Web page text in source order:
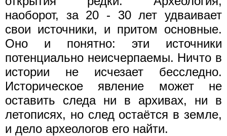
наоборот, за 20 - 30 лет удваивает
свои источники, и притом основные.
Оно и понятно: эти источники
потенциально неисчерпаемы. Ничто в
истории не исчезает бесследно.
Историческое явление может не
оставить следа ни в архивах, ни в
летописях, но след остаётся в земле,
и дело археологов его найти.